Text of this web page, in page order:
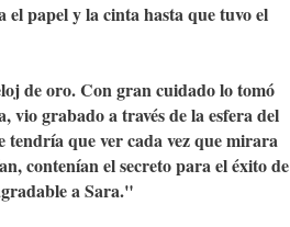
papel y la cinta hasta que tuvo el
de oro. Con gran cuidado lo tomó
vio grabado a través de la esfera del
que ver cada vez que mirara
contenían el secreto para el éxito de
a Sara."